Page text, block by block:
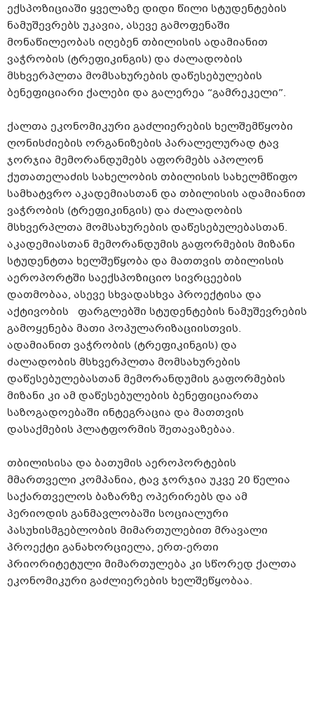
ექსპოზიციაში ყველაზე დიდი წილი სტუდენტების
ნამუშევრებს უკავია, ასევე გამოფენაში
მონაწილეობას იღებენ თბილისის ადამიანით
ვაჭრობის (ტრეფიკინგის) და ძალადობის
მსხვერპლთა მომსახურების დაწესებულების
ბენეფიციარი ქალები და გალერეა “გამრეკელი”.
ქალთა ეკონომიკური გაძლიერების ხელშემწყობი
ღონისძიების ორგანიზების პარალელურად ტავ
ჯორჯია მემორანდუმებს აფორმებს აპოლონ
ქუთათელაძის სახელობის თბილისის სახელმწიფო
სამხატვრო აკადემიასთან და თბილისის ადამიანით
ვაჭრობის (ტრეფიკინგის) და ძალადობის
მსხვერპლთა მომსახურების დაწესებულებასთან.
აკადემიასთან მემორანდუმის გაფორმების მიზანი
სტუდენტთა ხელშეწყობა და მათთვის თბილისის
აეროპორტში საექსპოზიციო სივრცეების
დათმობაა, ასევე სხვადასხვა პროექტისა და
აქტივობის ფარგლებში სტუდენტების ნამუშევრების
გამოყენება მათი პოპულარიზაციისთვის.
ადამიანით ვაჭრობის (ტრეფიკინგის) და
ძალადობის მსხვერპლთა მომსახურების
დაწესებულებასთან მემორანდუმის გაფორმების
მიზანი კი ამ დაწესებულების ბენეფიციართა
საზოგადოებაში ინტეგრაცია და მათთვის
დასაქმების პლატფორმის შეთავაზებაა.
თბილისისა და ბათუმის აეროპორტების
მმართველი კომპანია, ტავ ჯორჯია უკვე 20 წელია
საქართველოს ბაზარზე ოპერირებს და ამ
პერიოდის განმავლობაში სოციალური
პასუხისმგებლობის მიმართულებით მრავალი
პროექტი განახორციელა, ერთ-ერთი
პრიორიტეტული მიმართულება კი სწორედ ქალთა
ეკონომიკური გაძლიერების ხელშეწყობაა.